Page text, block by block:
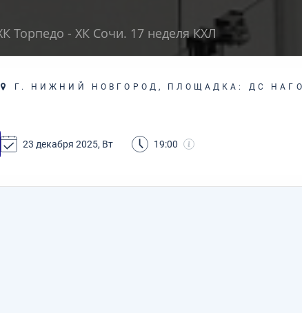
Торпедо - ХК Сочи. 17 неделя КХЛ
Г. НИЖНИЙ НОВГОРОД, ПЛОЩАДКА: ДС
23 декабря 2025, Вт 19:00